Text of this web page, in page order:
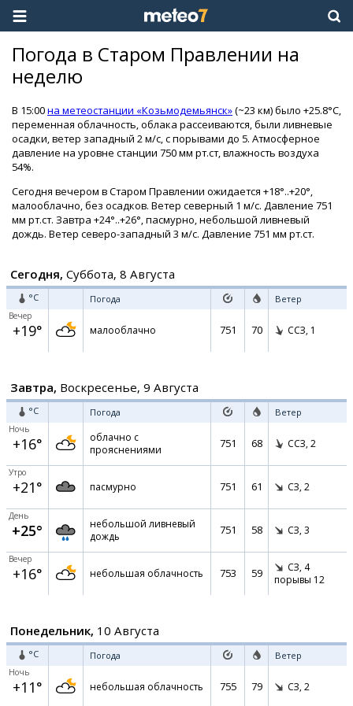
Погода в Старом Правлении на
неделю
В 15:00на метеостанции «Козьмодемьянск»(~23 км) было +25.8°C,
переменная облачность, облака рассеиваются, были ливневые
осадки, ветер западный 2 м/с, с порывами до 5. Атмосферное
давление на уровне станции 750 мм рт.ст, влажность воздуха
54%.
Сегодня вечером в Старом Правлении ожидается +18°..+20°,
малооблачно, без осадков. Ветер северный 1 м/с. Давление 751
мм рт.ст. Завтра +24°..+26°, пасмурно, небольшой ливневый
дождь. Ветер северо-западный 3 м/с. Давление 751 мм рт.ст.
Сегодня, Суббота, 8 Августа
°C Погода Ветер
Вечер
+19° малооблачно 751 70 ССЗ, 1
Завтра, Воскресенье, 9 Августа
°C Погода Ветер
Ночь
+16°
облачно с
прояснениями
751 68 ССЗ, 2
Утро
+21° пасмурно 751 61 СЗ, 2
День
+25°
небольшой ливневый
дождь
751 58 СЗ, 3
Вечер
+16° небольшая облачность 753 59 СЗ, 4
порывы 12
Понедельник, 10 Августа
°C Погода Ветер
Ночь
+11° небольшая облачность 755 79 СЗ, 2